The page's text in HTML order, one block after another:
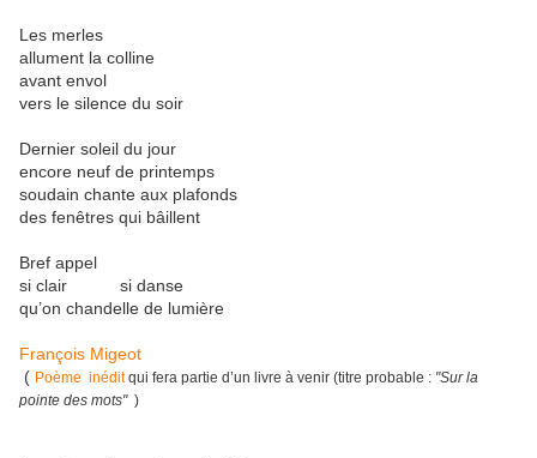
Les merles
allument la colline
avant envol
vers le silence du soir
Dernier soleil du jour
encore neuf de printemps
soudain chante aux plafonds
des fenêtres qui bâillent
Bref appel
si clair si danse
qu’on chandelle de lumière
François Migeot
( Poème inéditqui fera partie d’un livre à venir (titre probable : "Sur la
pointe des mots" )